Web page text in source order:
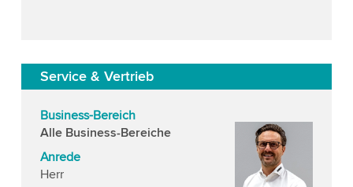
Service & Vertrieb
Business-Bereich
Alle Business-Bereiche
Anrede
Herr